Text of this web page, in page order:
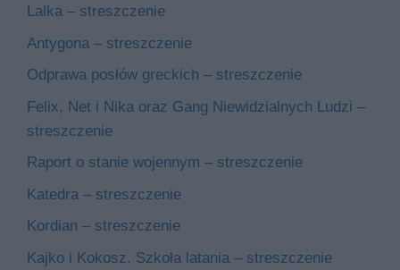
Lalka – streszczenie
Antygona – streszczenie
Odprawa posłów greckich – streszczenie
Felix, Net i Nika oraz Gang Niewidzialnych Ludzi –
streszczenie
Raport o stanie wojennym – streszczenie
Katedra – streszczenie
Kordian – streszczenie
Kajko i Kokosz. Szkoła latania – streszczenie